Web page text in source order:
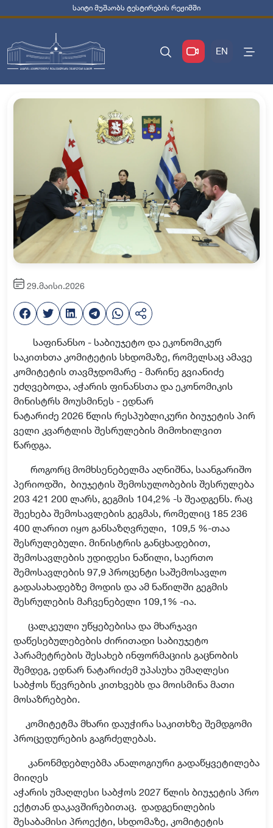
საიტი მუშაობს ტესტირების რეჟიმში
EN
29.მაისი.2026
საფინანსო - საბიუჯეტო და ეკონომიკურ
საკითხთა კომიტეტის სხდომაზე, რომელსაც ამავე
კომიტეტის თავმჯდომარე - მარინე გვიანიძე
უძღვებოდა, აჭარის ფინანსთა და ეკონომიკის
მინისტრს მოუსმინეს - ედნარ
ნატარიძე 2026 წლის რესპუბლიკური ბიუჯეტის პირ
ველი კვარტლის შესრულების მიმოხილვით
წარდგა.
როგორც მომხსენებელმა აღნიშნა, საანგარიშო
პერიოდში, ბიუჯეტის შემოსულობების შესრულება
203 421 200 ლარს, გეგმის 104,2% -ს შეადგენს. რაც
შეეხება შემოსავლების გეგმას, რომელიც 185 236
400 ლარით იყო განსაზღვრული, 109,5 %-თაა
შესრულებული. მინისტრის განცხადებით,
შემოსავლების უდიდესი ნაწილი, საერთო
შემოსავლების 97,9 პროცენტი საშემოსავლო
გადასახადებზე მოდის და ამ ნაწილში გეგმის
შესრულების მაჩვენებელი 109,1% -ია.
ცალკეული უწყებებისა და მხარჯავი
დაწესებულებების ძირითადი საბიუჯეტო
პარამეტრების შესახებ ინფორმაციის გაცნობის
შემდეგ, ედნარ ნატარიძემ უპასუხა უმაღლესი
საბჭოს წევრების კითხვებს და მოისმინა მათი
მოსაზრებები.
კომიტეტმა მხარი დაუჭირა საკითხზე შემდგომი
პროცედურების გაგრძელებას.
კანონმდებლებმა ანალოგიური გადაწყვეტილება
მიიღეს
აჭარის უმაღლესი საბჭოს 2027 წლის ბიუჯეტის პრო
ექტთან დაკავშირებითაც. დადგენილების
შესაბამისი პროექტი, სხდომაზე, კომიტეტის